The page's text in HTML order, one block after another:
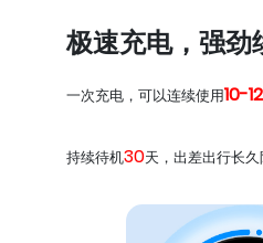
极速充电，强劲
一次充电，可以连续使用10-12
持续待机30天，出差出行长久